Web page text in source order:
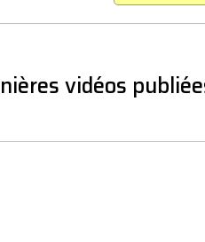
vidéos